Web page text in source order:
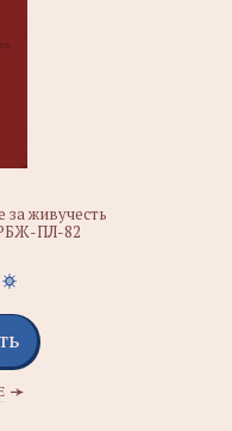
живучесть
ПЛ-82